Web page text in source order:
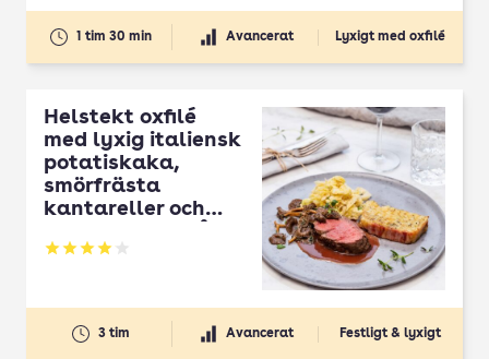
1 tim 30 min Avancerat Lyxigt med oxfilé
Helstekt oxfilé
med lyxig italiensk
potatiskaka,
smörfrästa
kantareller och
Betyg: 4.05 av 5
3 tim Avancerat Festligt & lyxigt